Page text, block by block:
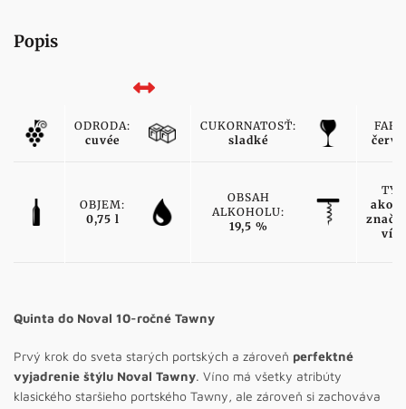
Popis
ODRODA:
cuvée
CUKORNATOSŤ:
sladké
OBJEM:
0,75 l
OBSAH
ALKOHOLU:
19,5 %
Quinta do Noval 10-ročné Tawny
Prvý krok do sveta starých portských a zároveň perfektné
vyjadrenie štýlu Noval Tawny. Víno má všetky atribúty
klasického staršieho portského Tawny, ale zároveň si zachováva